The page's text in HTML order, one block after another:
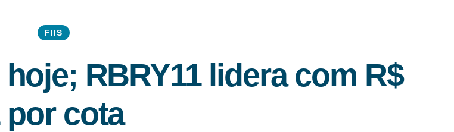
FIIS
RBRY11 lidera com R$
por cota